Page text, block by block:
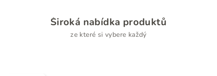
Široká nabídka produktů
ze které si vybere každý